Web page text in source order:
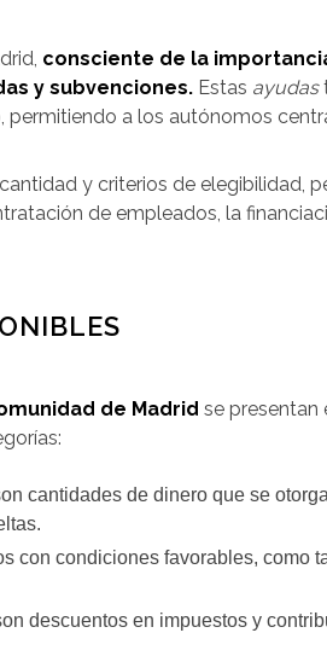
consciente de la
y subvenciones. Estas ayudas
permitiendo a los autónomos
y criterios de elegibilidad,
de empleados, la
de Madrid se presentan
cantidades de dinero que se
con condiciones favorables, como
descuentos en impuestos y